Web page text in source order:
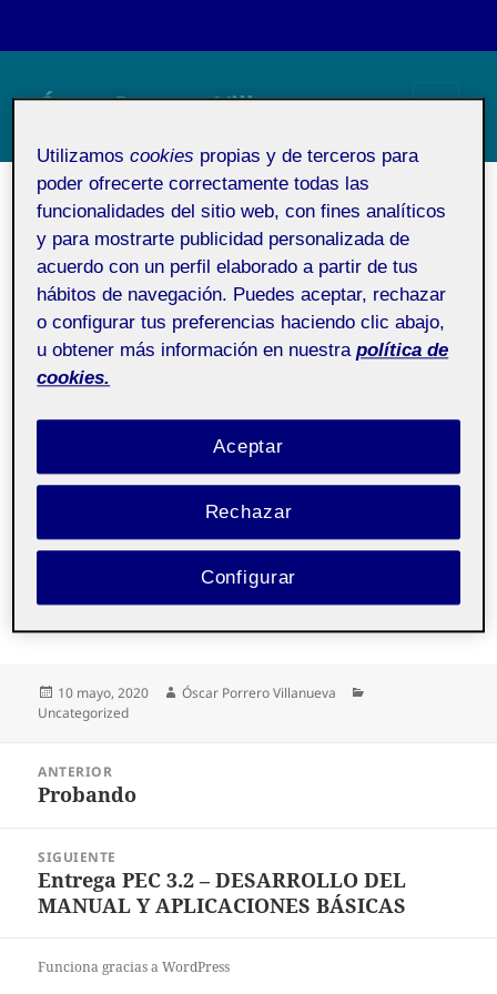
Óscar Porrero Villanueva
Prueba Banner
Proyecto I.
Identidad y marca
Pública
PEC 3.2. DESARROLLO DEL MANUAL Y
APLICACIONES BÁSICAS
Publicado
el
10 mayo, 2020 Autor
Óscar Porrero Villanueva
Uncategorized
entradas
ANTERIOR
Entrada
Probando
SIGUIENTE
Entrada
siguiente:
Entrega PEC 3.2 – DESARROLLO DEL
MANUAL Y APLICACIONES BÁSICAS
Funciona gracias a WordPress
Utilizamoscookies propias y de terceros para
poder ofrecerte correctamente todas las
funcionalidades del sitio web, con fines analíticos
y para mostrarte publicidad personalizada de
acuerdo con un perfil elaborado a partir de tus
hábitos de navegación. Puedes aceptar, rechazar
o configurar tus preferencias haciendo clic abajo,
u obtener más información en nuestra política de
cookies.
Rechazar
Aceptar
Configurar